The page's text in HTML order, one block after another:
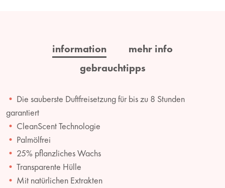
information
mehr info
gebrauchtipps
Die sauberste Duftfreisetzung für bis zu 8 Stunden
garantiert
CleanScent Technologie
Palmölfrei
25% pflanzliches Wachs
Transparente Hülle
Mit natürlichen Extrakten